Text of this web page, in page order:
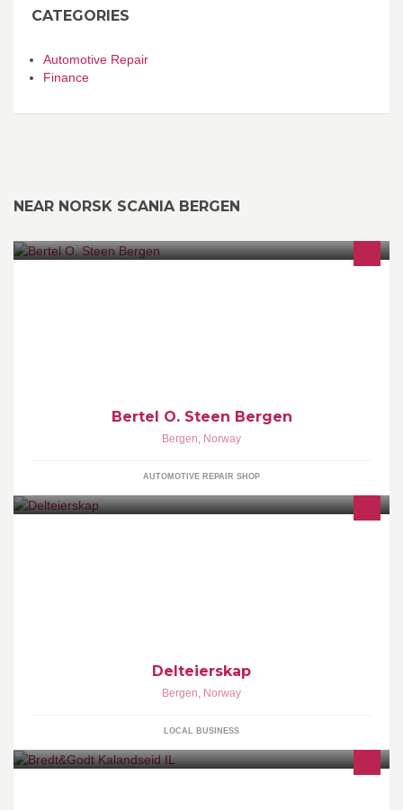
CATEGORIES
Automotive Repair
Finance
NEAR NORSK SCANIA BERGEN
Bertel O. Steen Bergen
Bergen, Norway
AUTOMOTIVE REPAIR SHOP
Delteierskap
Bergen, Norway
LOCAL BUSINESS